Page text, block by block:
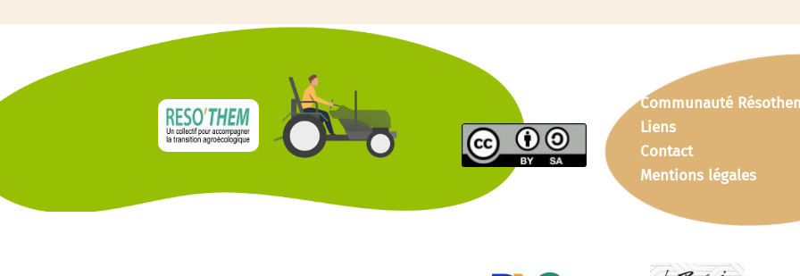
Communauté
Liens
Contact
Mentions légales